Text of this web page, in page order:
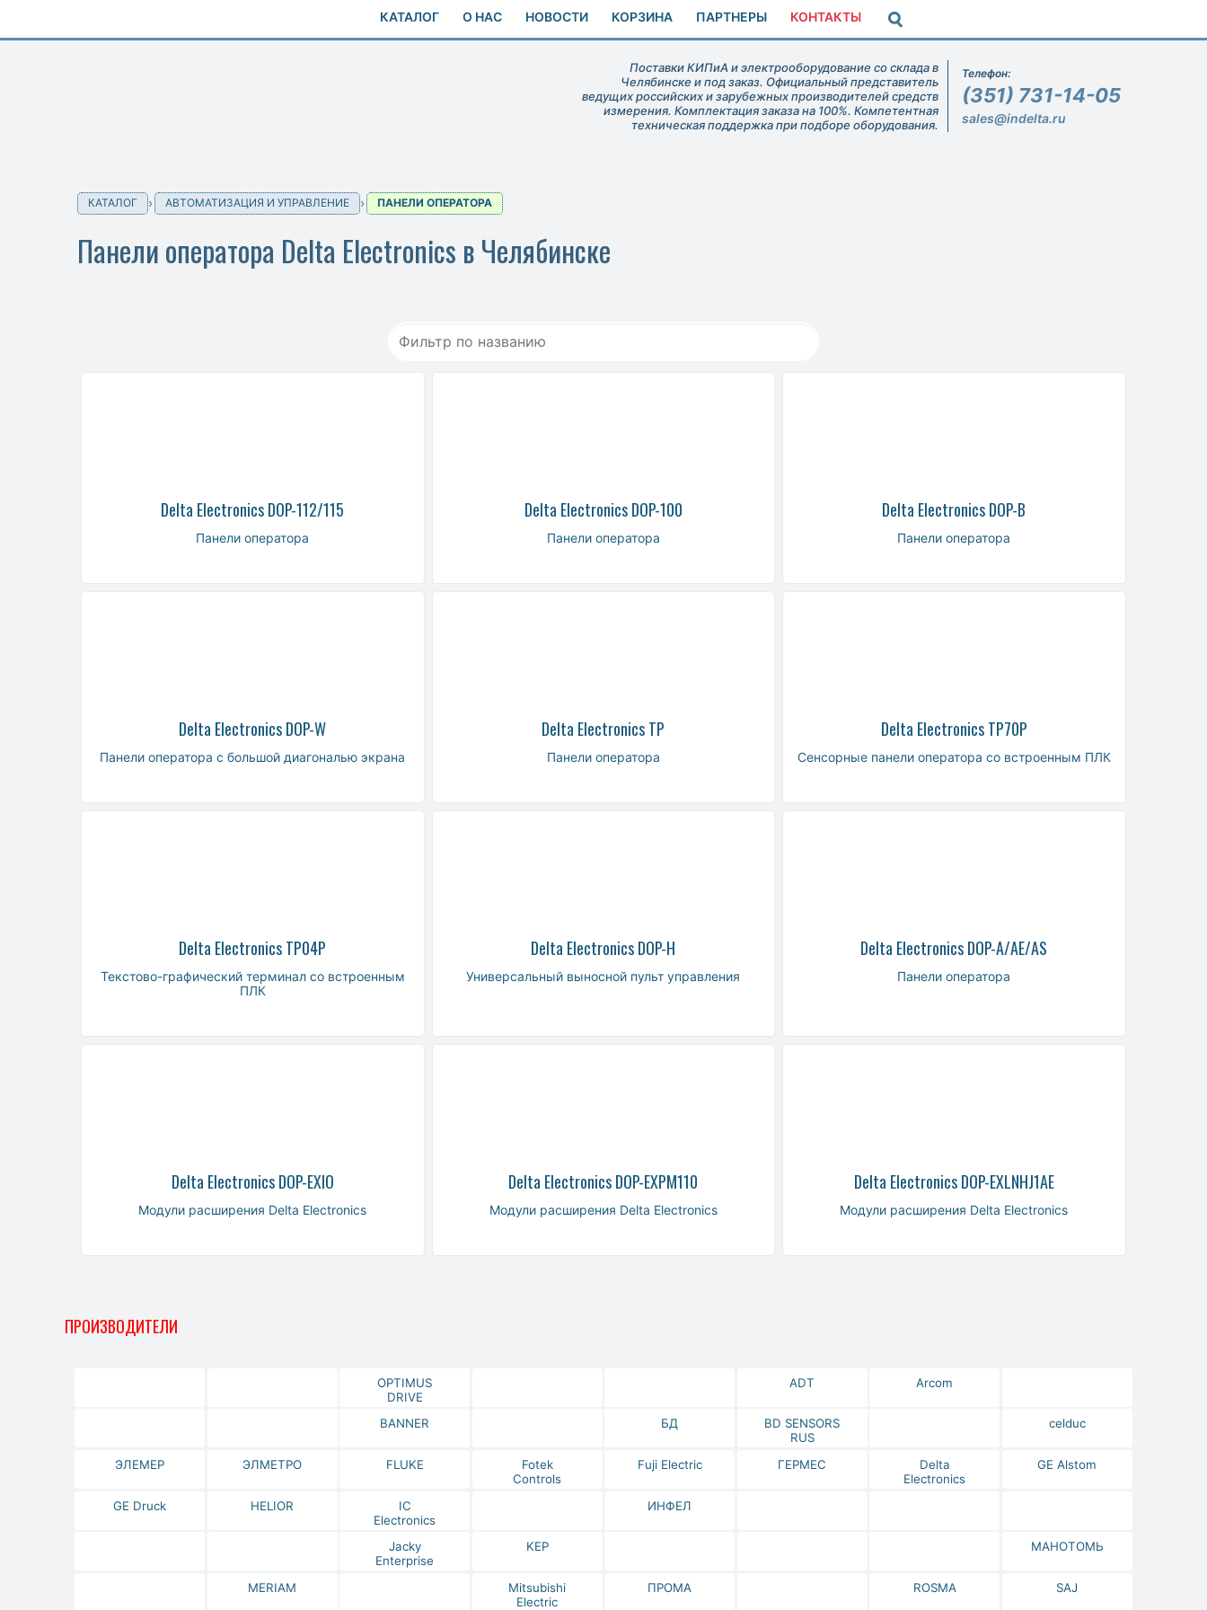
КАТАЛОГ О НАС НОВОСТИ КОРЗИНА ПАРТНЕРЫ КОНТАКТЫ
Поставки КИПиА и электрооборудование со склада в
Челябинске и под заказ. Официальный представитель
ведущих российских и зарубежных производителей средств
измерения. Комплектация заказа на 100%. Компетентная
техническая поддержка при подборе оборудования.
Телефон:
(351) 731-14-05
sales@indelta.ru
КАТАЛОГ АВТОМАТИЗАЦИЯ И УПРАВЛЕНИЕ ПАНЕЛИ ОПЕРАТОРА
Панели оператора Delta Electronics в Челябинске
Delta Electronics DOP-112/115
Панели оператора
Delta Electronics DOP-100
Панели оператора
Delta Electronics DOP-B
Панели оператора
Delta Electronics DOP-W
Панели оператора с большой диагональю экрана
Delta Electronics TP
Панели оператора
Delta Electronics TP70P
Сенсорные панели оператора со встроенным ПЛК
Delta Electronics TP04P
Текстово-графический терминал со встроенным
ПЛК
Delta Electronics DOP-H
Универсальный выносной пульт управления
Delta Electronics DOP-A/AE/AS
Панели оператора
Delta Electronics DOP-EXIO
Модули расширения Delta Electronics
Delta Electronics DOP-EXPM110
Модули расширения Delta Electronics
Delta Electronics DOP-EXLNHJ1AE
Модули расширения Delta Electronics
ПРОИЗВОДИТЕЛИ
OPTIMUS
DRIVE
ADT Arcom
BANNER БД
BD SENSORS
RUS
celduc
ЭЛЕМЕР ЭЛМЕТРО FLUKE
Fotek
Controls
Fuji Electric ГЕРМЕС
Delta
Electronics
GE Alstom
GE Druck HELIOR
IC
Electronics
ИНФЕЛ
Jacky
Enterprise
KEP МАНОТОМЬ
MERIAM
Mitsubishi
Electric
ПРОМА ROSMA SAJ